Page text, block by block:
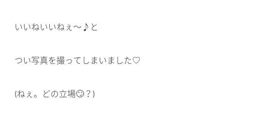
いいねいいねぇ～♪と
つい写真を撮ってしまいました♡
(ねぇ。どの立場🙄？)